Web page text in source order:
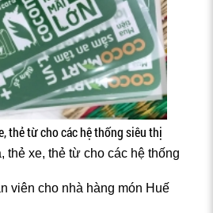
thẻ từ cho các hệ thống siêu thị
thẻ xe, thẻ từ cho các hệ thống
viên cho nhà hàng món Huế